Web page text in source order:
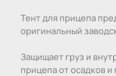
Тент для прицепа
оригинальный
Защищает груз и
прицепа от осадков и